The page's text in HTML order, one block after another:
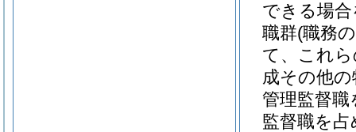
できる場
職群(職務
て、これ
成その他
管理監督
監督職を